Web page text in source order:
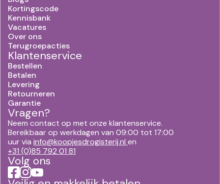
Kortingscode
Kennisbank
Vacatures
Over ons
Terugroepacties
Klantenservice
Bestellen
Betalen
Levering
Retourneren
Garantie
Vragen?
Neem contact op met onze klantenservice.
Bereikbaar op werkdagen van 09:00 tot 17:00
uur via info@koopjesdrogisterij.nl en
+31 (0)85 792 01 81
Volg ons